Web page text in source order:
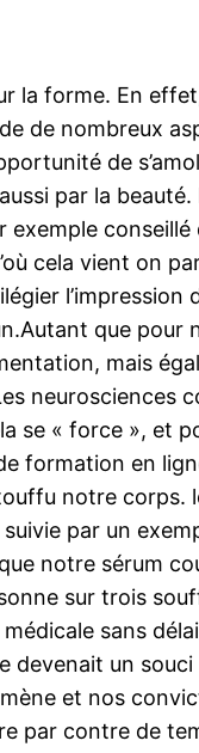
la forme. En
de nombreux
de
par la
exemple
cela vient on
l’impression
que pour
mais
neurosciences
se « force », et
formation en
notre corps.
par un
notre sérum
sur trois
sans
devenait un
et nos
par contre de